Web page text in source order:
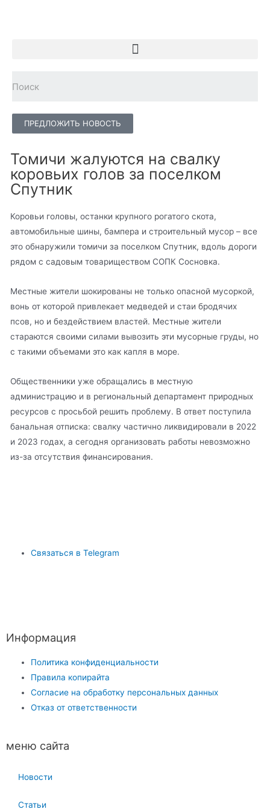
ПРЕДЛОЖИТЬ НОВОСТЬ
Томичи жалуются на свалку
коровьих голов за поселком
Спутник
Коровьи головы, останки крупного рогатого скота,
автомобильные шины, бампера и строительный мусор – все
это обнаружили томичи за поселком Спутник, вдоль дороги
рядом с садовым товариществом СОПК Сосновка.
Местные жители шокированы не только опасной мусоркой,
вонь от которой привлекает медведей и стаи бродячих
псов, но и бездействием властей. Местные жители
стараются своими силами вывозить эти мусорные груды, но
с такими объемами это как капля в море.
Общественники уже обращались в местную
администрацию и в региональный департамент природных
ресурсов с просьбой решить проблему. В ответ поступила
банальная отписка: свалку частично ликвидировали в 2022
и 2023 годах, а сегодня организовать работы невозможно
из-за отсутствия финансирования.
Связаться в Telegram
Информация
Политика конфиденциальности
Правила копирайта
Согласие на обработку персональных данных
Отказ от ответственности
меню сайта
Новости
Статьи